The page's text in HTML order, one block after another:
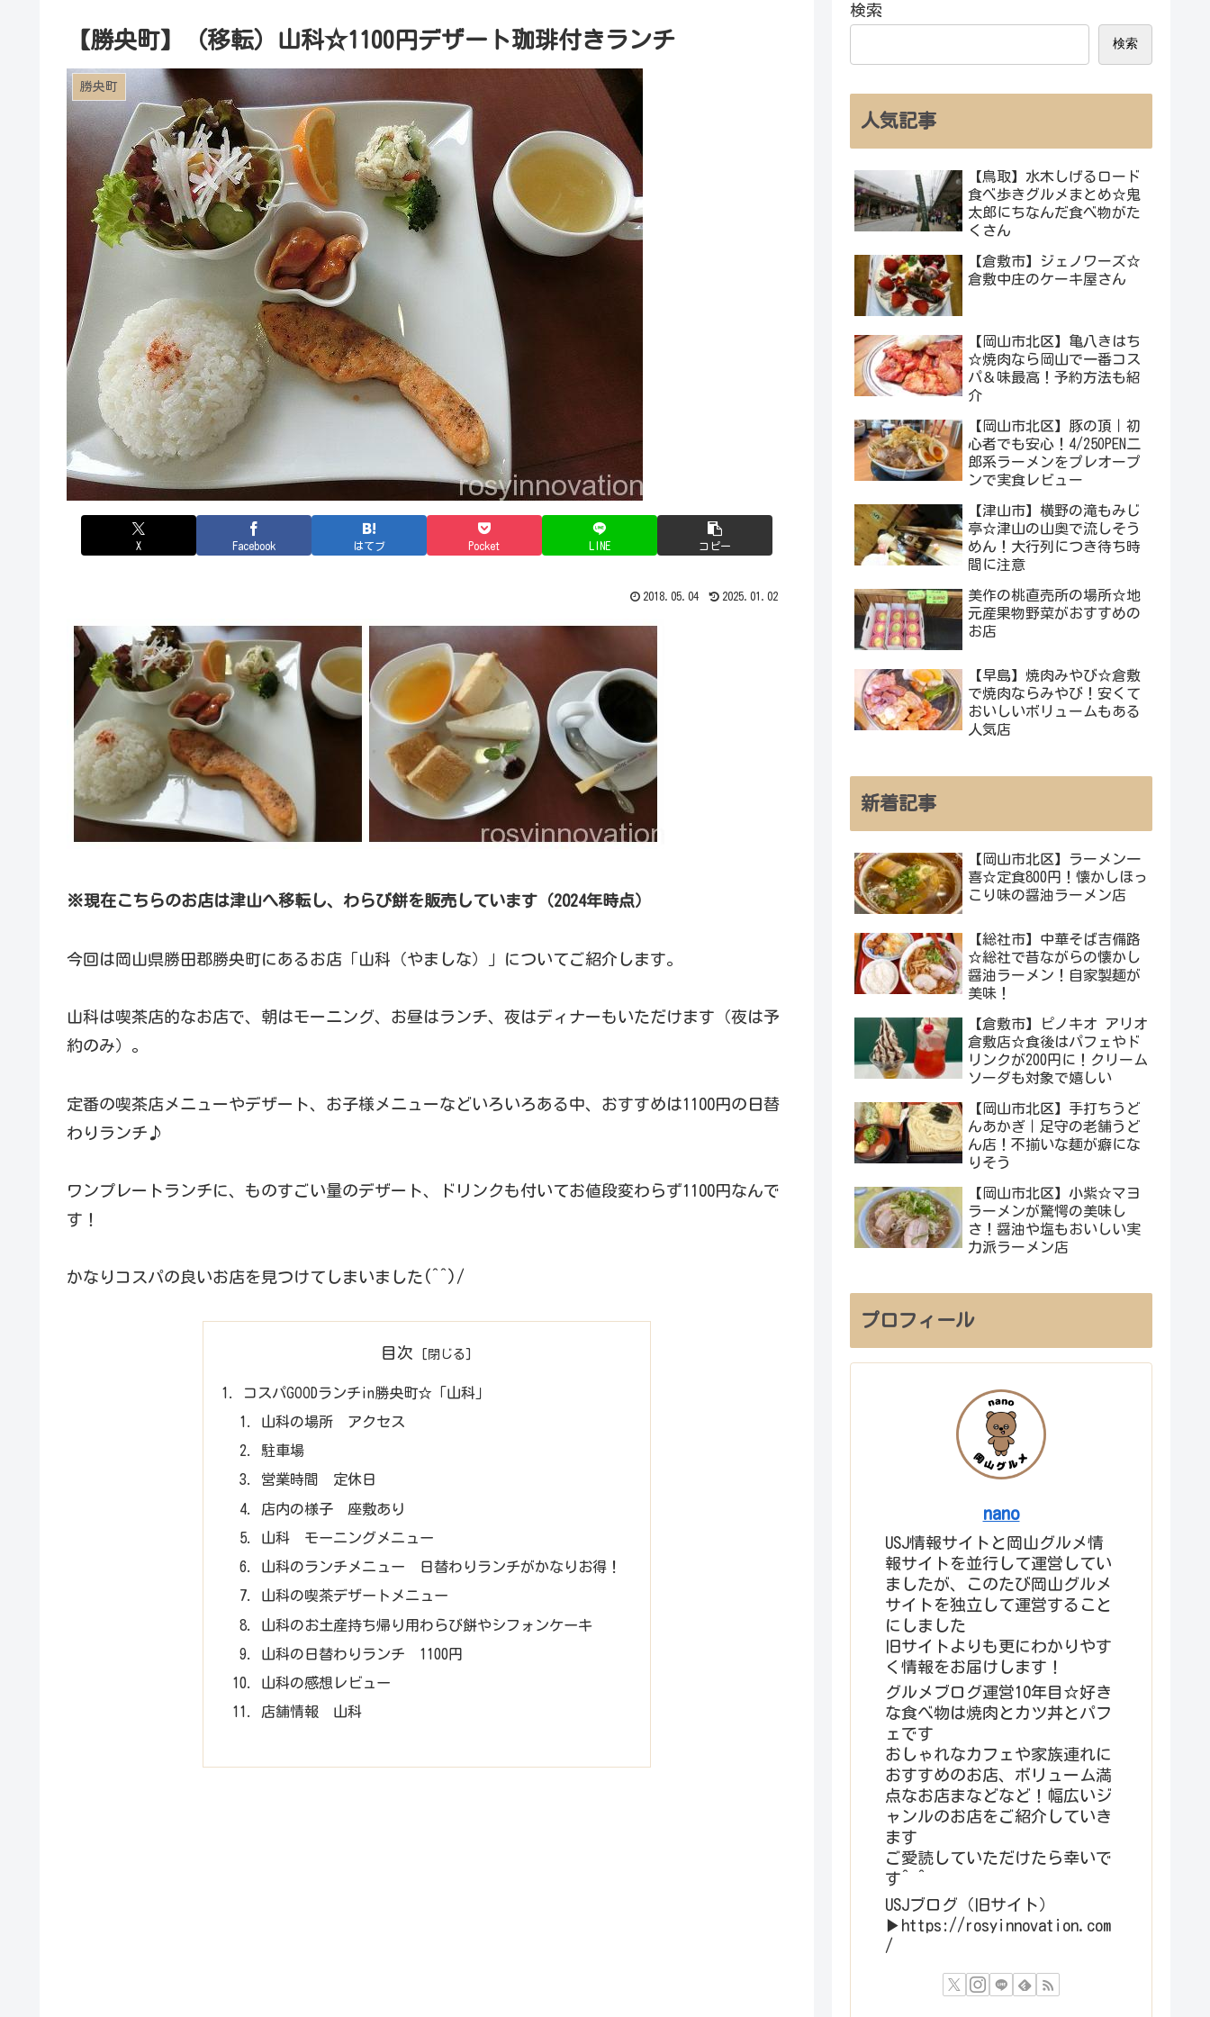
【勝央町】（移転）山科☆1100円デザート珈琲付きランチ
勝央町
X Facebook はてブ Pocket LINE コピー
2018.05.04 2025.01.02
※現在こちらのお店は津山へ移転し、わらび餅を販売しています（2024年時点）
今回は岡山県勝田郡勝央町にあるお店「山科（やましな）」についてご紹介します。
山科は喫茶店的なお店で、朝はモーニング、お昼はランチ、夜はディナーもいただけます（夜は予
約のみ）。
定番の喫茶店メニューやデザート、お子様メニューなどいろいろある中、おすすめは1100円の日替
わりランチ♪
ワンプレートランチに、ものすごい量のデザート、ドリンクも付いてお値段変わらず1100円なんで
す！
かなりコスパの良いお店を見つけてしまいました(^^)/
目次
コスパGOODランチin勝央町☆「山科」
山科の場所 アクセス
駐車場
営業時間 定休日
店内の様子 座敷あり
山科 モーニングメニュー
山科のランチメニュー 日替わりランチがかなりお得！
山科の喫茶デザートメニュー
山科のお土産持ち帰り用わらび餅やシフォンケーキ
山科の日替わりランチ 1100円
山科の感想レビュー
店舗情報 山科
検索
検索
人気記事
【鳥取】水木しげるロード
食べ歩きグルメまとめ☆鬼
太郎にちなんだ食べ物がた
くさん
【倉敷市】ジェノワーズ☆
倉敷中庄のケーキ屋さん
【岡山市北区】亀八きはち
☆焼肉なら岡山で一番コス
パ＆味最高！予約方法も紹
介
【岡山市北区】豚の頂｜初
心者でも安心！4/25OPEN二
郎系ラーメンをプレオープ
ンで実食レビュー
【津山市】横野の滝もみじ
亭☆津山の山奥で流しそう
めん！大行列につき待ち時
間に注意
美作の桃直売所の場所☆地
元産果物野菜がおすすめの
お店
【早島】焼肉みやび☆倉敷
で焼肉ならみやび！安くて
おいしいボリュームもある
人気店
新着記事
【岡山市北区】ラーメン一
喜☆定食800円！懐かしほっ
こり味の醤油ラーメン店
【総社市】中華そば吉備路
☆総社で昔ながらの懐かし
醤油ラーメン！自家製麺が
美味！
【倉敷市】ピノキオ アリオ
倉敷店☆食後はパフェやド
リンクが200円に！クリーム
ソーダも対象で嬉しい
【岡山市北区】手打ちうど
んあかぎ｜足守の老舗うど
ん店！不揃いな麺が癖にな
りそう
【岡山市北区】小紫☆マヨ
ラーメンが驚愕の美味し
さ！醤油や塩もおいしい実
力派ラーメン店
プロフィール
nano
USJ情報サイトと岡山グルメ情
報サイトを並行して運営してい
ましたが、このたび岡山グルメ
サイトを独立して運営すること
にしました
旧サイトよりも更にわかりやす
く情報をお届けします！
グルメブログ運営10年目☆好き
な食べ物は焼肉とカツ丼とパフ
ェです
おしゃれなカフェや家族連れに
おすすめのお店、ボリューム満
点なお店まなどなど！幅広いジ
ャンルのお店をご紹介していき
ます
ご愛読していただけたら幸いで
す^ ^
USJブログ（旧サイト）
▶︎https://rosyinnovation.com
/